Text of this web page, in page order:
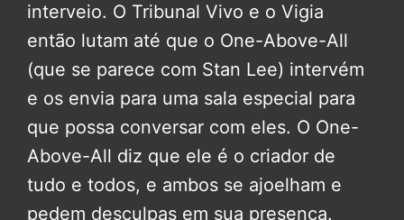
interveio. O Tribunal Vivo e o Vigia
então lutam até que o One-Above-All
(que se parece com Stan Lee) intervém
e os envia para uma sala especial para
que possa conversar com eles. O One-
Above-All diz que ele é o criador de
tudo e todos, e ambos se ajoelham e
pedem desculpas em sua presença.